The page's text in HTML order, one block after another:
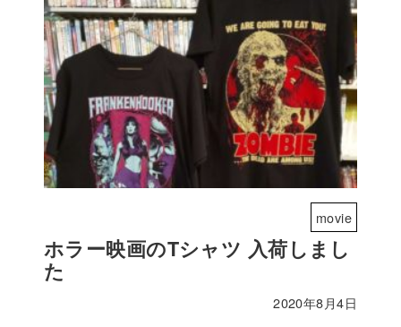
movie
ホラー映画のTシャツ 入荷しまし
た
2020年8月4日